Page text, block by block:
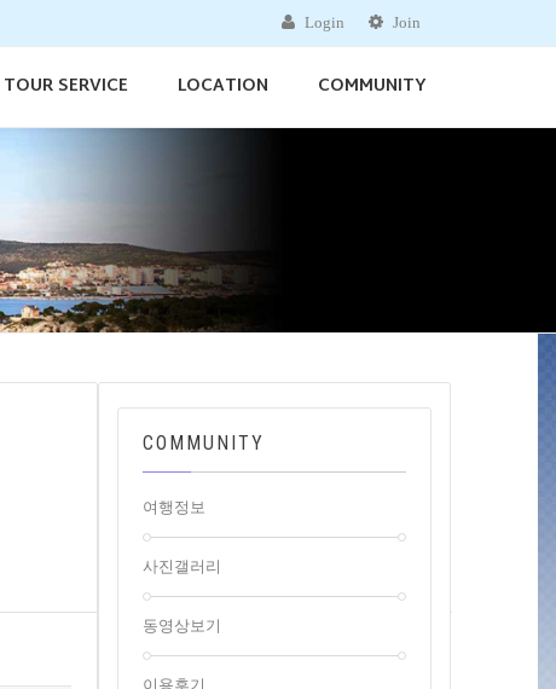
Login Join
TOUR SERVICE LOCATION COMMUNITY
COMMUNITY
여행정보
사진갤러리
동영상보기
이용후기